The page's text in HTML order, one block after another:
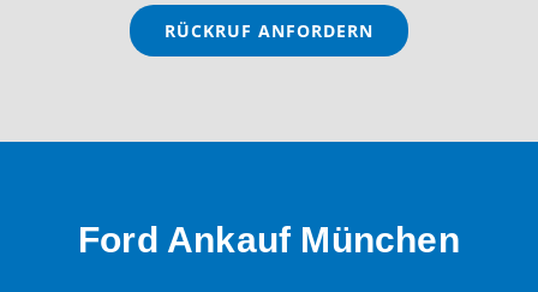
Ford Ankauf München